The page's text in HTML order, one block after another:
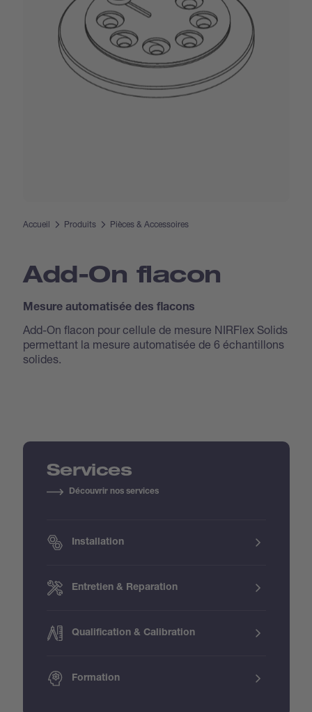
Accueil Produits Pièces & Accessoires
Add-On flacon
Mesure automatisée des flacons
Add-On flacon pour cellule de mesure NIRFlex Solids
permettant la mesure automatisée de 6 échantillons
solides.
Services
Découvrir nos services
Installation
Entretien & Reparation
Qualification & Calibration
Formation